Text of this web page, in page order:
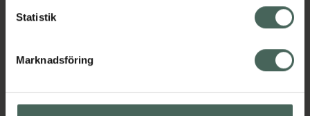
Statistik
Marknadsföring
Barn och föräldrar
Innehåll Visa